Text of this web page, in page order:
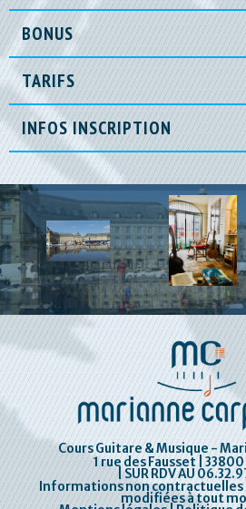
BONUS
TARIFS
INFOS INSCRIPTION
Cours Guitare & Musique -
1 rue des Fausset | 33800
| SUR RDV AU
Informations non
modifiées à tout